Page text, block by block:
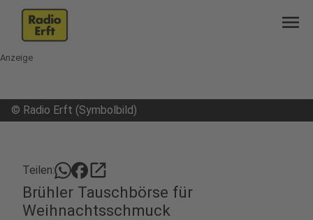
menu
Anzeige
© Radio Erft (Symbolbild)
Teilen: open_in_new
Brühler Tauschbörse für
Weihnachtsschmuck